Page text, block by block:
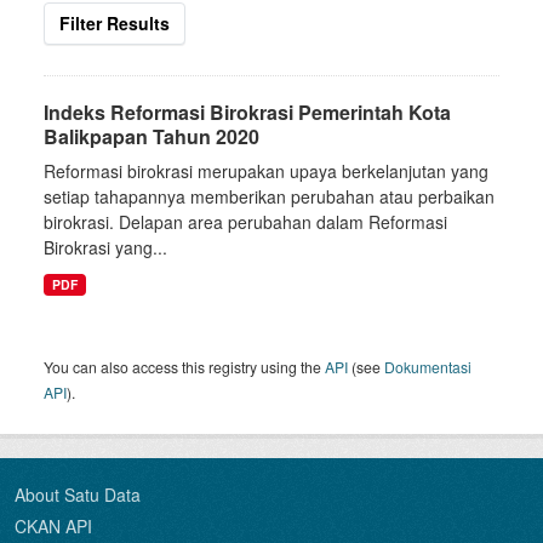
Filter Results
Indeks Reformasi Birokrasi Pemerintah Kota
Balikpapan Tahun 2020
Reformasi birokrasi merupakan upaya berkelanjutan yang
setiap tahapannya memberikan perubahan atau perbaikan
birokrasi. Delapan area perubahan dalam Reformasi
Birokrasi yang...
PDF
You can also access this registry using theAPI (see Dokumentasi
API).
About Satu Data
CKAN API